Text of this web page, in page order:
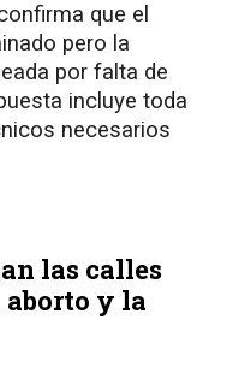
que el
pero la
por falta de
incluye toda
necesarios
las calles
y la